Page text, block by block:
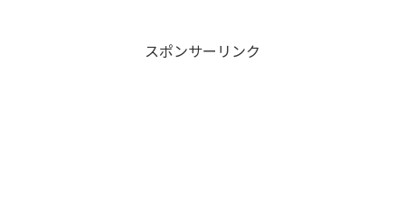
スポンサーリンク